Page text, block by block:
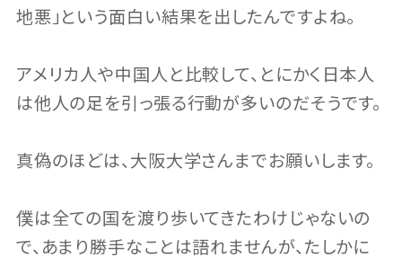
地悪」という面白い結果を出したんですよね。
アメリカ人や中国人と比較して、とにかく日本人
は他人の足を引っ張る行動が多いのだそうです。
真偽のほどは、大阪大学さんまでお願いします。
僕は全ての国を渡り歩いてきたわけじゃないの
で、あまり勝手なことは語れませんが、たしかに